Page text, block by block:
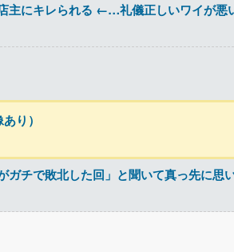
主にキレられる ←…礼儀正しいワイが悪
り）
ガチで敗北した回」と聞いて真っ先に思